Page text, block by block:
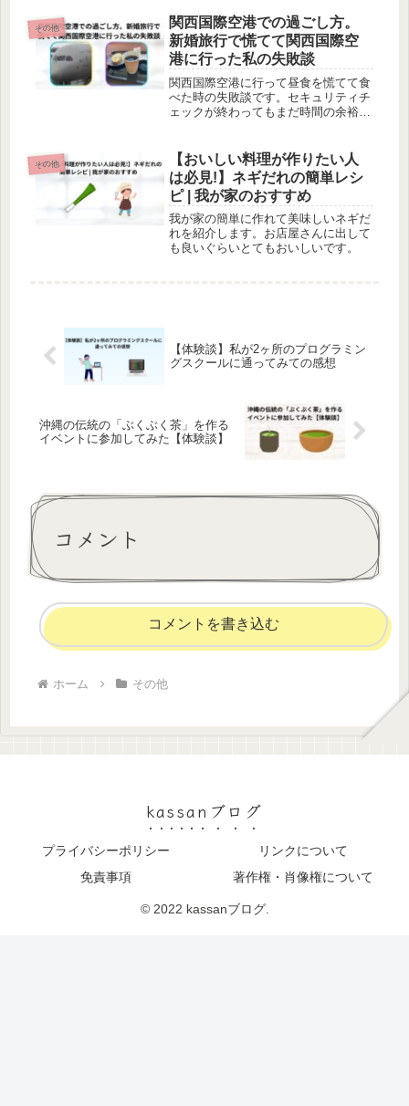
てもおすすめです。
その他
関西国際空港での過ごし方。
新婚旅行で慌てて関西国際空
港に行った私の失敗談
関西国際空港に行って昼食を慌てて食
べた時の失敗談です。セキュリティチ
ェックが終わってもまだ時間の余裕が
ろいろ散策できます。
その他
【おいしい料理が作りたい人
は必見!】ネギだれの簡単レシ
ピ | 我が家のおすすめ
我が家の簡単に作れて美味しいネギだ
れを紹介します。お店屋さんに出して
も良いぐらいとてもおいしいです。
【体験談】私が2ヶ所のプログラミン
グスクールに通ってみての感想
沖縄の伝統の「ぶくぶく茶」を作る
イベントに参加してみた【体験談】
コメント
コメントを書き込む
ホーム その他
kassanブログ
プライバシーポリシー
リンクについて
免責事項
著作権・肖像権について
© 2022 kassanブログ.